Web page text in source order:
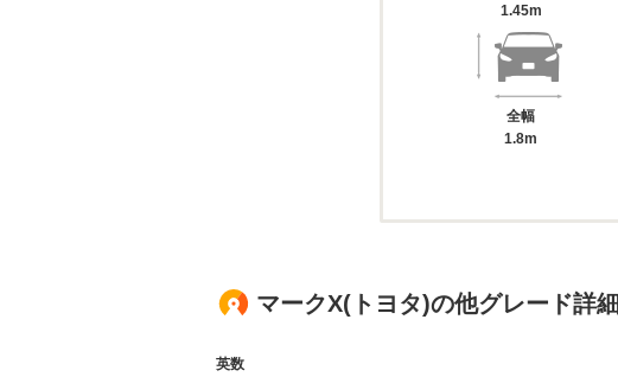
1.45m
全幅
1.8m
マークX(トヨタ)の他グレード詳細
英数